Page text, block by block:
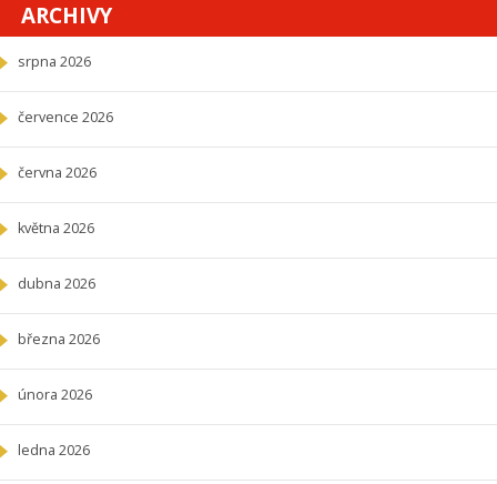
ARCHIVY
srpna 2026
července 2026
června 2026
května 2026
dubna 2026
března 2026
února 2026
ledna 2026